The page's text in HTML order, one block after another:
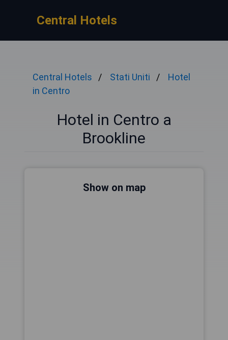
Central Hotels
Central Hotels Stati Uniti
Hotel
in Centro
Hotel in Centro a
Brookline
Show on map